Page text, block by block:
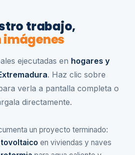
trabajo,
imágenes
ejecutadas en hogares y
. Haz clic sobre
verla a pantalla completa o
directamente.
un proyecto terminado:
en viviendas y naves